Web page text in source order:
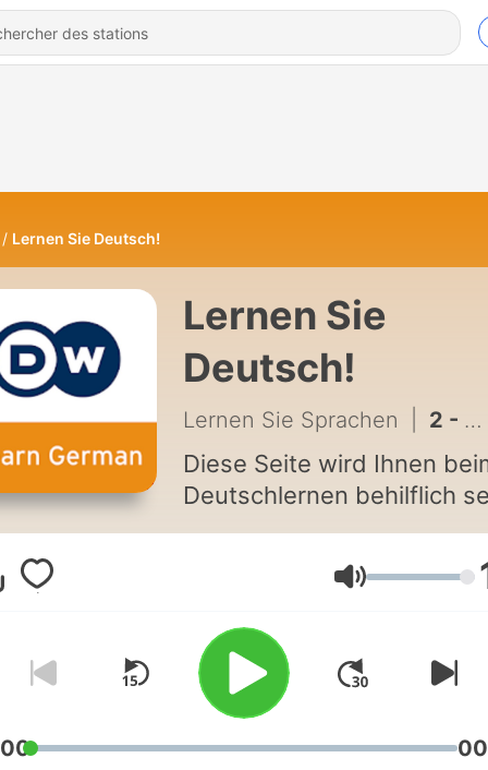
Lernen Sie Deutsch!
Lernen Sie
Deutsch!
Lernen Sie Sprachen 2 - Em Lektion 1: Leute heute!
Diese Seite wird Ihnen
Deutschlernen behilflich
Volume